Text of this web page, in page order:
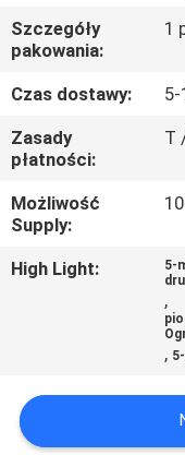
SIĘ
Z
NAMI
SPRAWY
WYCENĘ
Szczegóły
pakowania:
1
Czas dostawy:
Zasady
płatności:
T
Możliwość
Supply:
High Light:
5-
,
,